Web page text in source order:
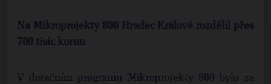
Na Mikroprojekty 800 Hradec Králové rozdělil přes
700 tisíc korun
V dotačním programu Mikroprojekty 800 bylo za